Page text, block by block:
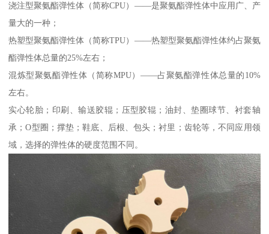
浇注型聚氨酯弹性体（简称CPU）——是聚氨酯弹性体中应用广、产
量大的一种；
热塑型聚氨酯弹性体（简称TPU）——热塑型聚氨酯弹性体约占聚氨
酯弹性体总量的25%左右；
混炼型聚氨酯弹性体（简称MPU）——占聚氨酯弹性体总量的10%
左右。
实心轮胎；印刷、输送胶辊；压型胶辊；油封、垫圈球节、衬套轴
承；O型圈；撑垫；鞋底、后根、包头；衬里；齿轮等，不同应用领
域，选择的弹性体的硬度范围不同。